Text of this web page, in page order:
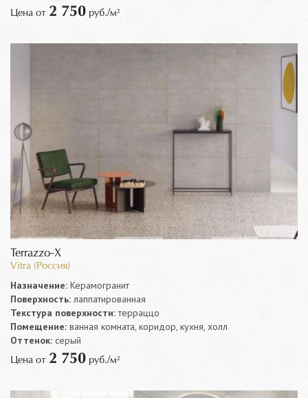
Цена от 2 750 руб./м²
Terrazzo-X
Vitra (Россия)
Назначение: Керамогранит
Поверхность: лаппатированная
Текстура поверхности:терраццо
Помещение: ванная комната, коридор, кухня, холл
Оттенок: серый
Цена от 2 750 руб./м²